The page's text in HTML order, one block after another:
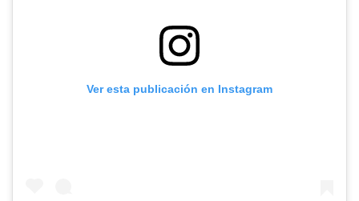
Ver esta publicación en Instagram